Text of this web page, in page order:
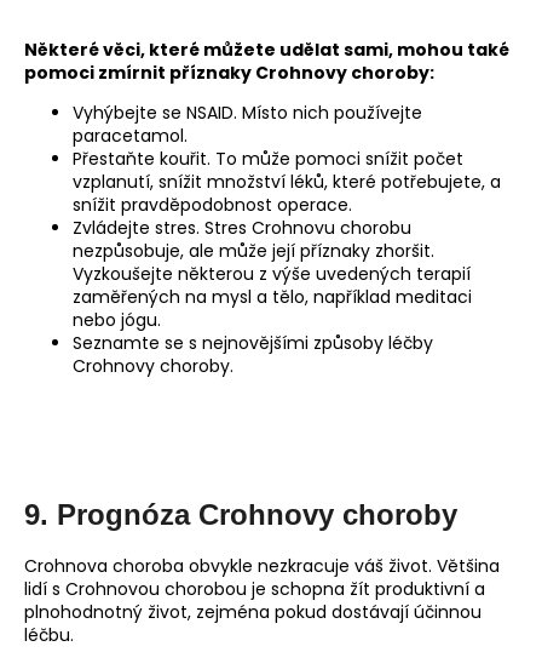
Některé věci, které můžete udělat sami, mohou také
pomoci zmírnit příznaky Crohnovy choroby:
Vyhýbejte se NSAID. Místo nich používejte
paracetamol.
Přestaňte kouřit. To může pomoci snížit počet
vzplanutí, snížit množství léků, které potřebujete, a
snížit pravděpodobnost operace.
Zvládejte stres. Stres Crohnovu chorobu
nezpůsobuje, ale může její příznaky zhoršit.
Vyzkoušejte některou z výše uvedených terapií
zaměřených na mysl a tělo, například meditaci
nebo jógu.
Seznamte se s nejnovějšími způsoby léčby
Crohnovy choroby.
9. Prognóza Crohnovy choroby
Crohnova choroba obvykle nezkracuje váš život. Většina
lidí s Crohnovou chorobou je schopna žít produktivní a
plnohodnotný život, zejména pokud dostávají účinnou
léčbu.